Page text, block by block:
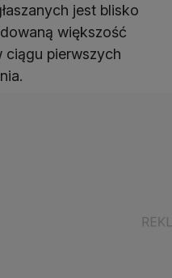
jest blisko
większość
ciągu pierwszych